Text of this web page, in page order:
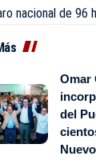
nacional de 96
Omar
del